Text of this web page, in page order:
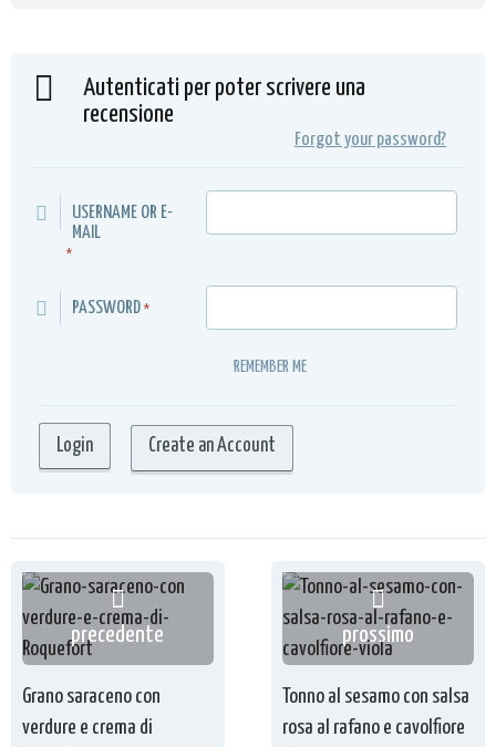
Autenticati per poter scrivere una
recensione
Forgot your password?
USERNAME OR E-
MAIL
*
PASSWORD *
REMEMBER ME
Create an Account
precedente
Grano saraceno con
verdure e crema di
prossimo
Tonno al sesamo con salsa
rosa al rafano e cavolfiore